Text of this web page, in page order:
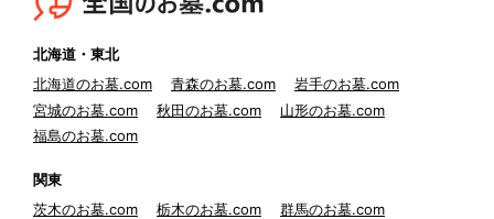
北海道・東北
北海道のお墓.com
青森のお墓.com
岩手のお墓.com
宮城のお墓.com
秋田のお墓.com
山形のお墓.com
福島のお墓.com
関東
茨木のお墓.com
栃木のお墓.com
群馬のお墓.com